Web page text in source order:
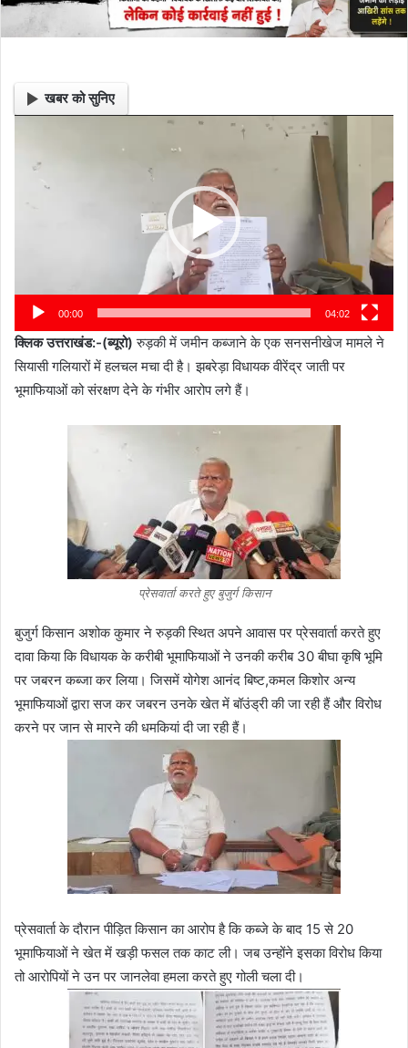
खबर को सुनिए
00:00 04:02
क्लिक उत्तराखंड:-(ब्यूरो) रुड़की में जमीन कब्जाने के एक सनसनीखेज मामले ने
सियासी गलियारों में हलचल मचा दी है। झबरेड़ा विधायक वीरेंद्र जाती पर
भूमाफियाओं को संरक्षण देने के गंभीर आरोप लगे हैं।
प्रेसवार्ता करते हुए बुजुर्ग किसान
बुजुर्ग किसान अशोक कुमार ने रुड़की स्थित अपने आवास पर प्रेसवार्ता करते हुए
दावा किया कि विधायक के करीबी भूमाफियाओं ने उनकी करीब 30 बीघा कृषि भूमि
पर जबरन कब्जा कर लिया। जिसमें योगेश आनंद बिष्ट,कमल किशोर अन्य
भूमाफियाओं द्वारा सज कर जबरन उनके खेत में बॉउंड्री की जा रही हैं और विरोध
करने पर जान से मारने की धमकियां दी जा रही हैं।
प्रेसवार्ता के दौरान पीड़ित किसान का आरोप है कि कब्जे के बाद 15 से 20
भूमाफियाओं ने खेत में खड़ी फसल तक काट ली। जब उन्होंने इसका विरोध किया
तो आरोपियों ने उन पर जानलेवा हमला करते हुए गोली चला दी।